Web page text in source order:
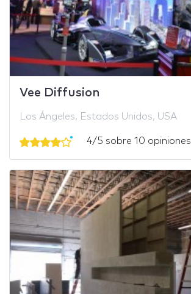
Vee Diffusion
Los Ángeles, Estados Unidos, USA
4/5 sobre 10 opiniones